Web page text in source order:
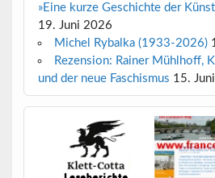
»Eine kurze Geschichte der
19. Juni 2026
Michel Rybalka (1933-2026)
Rezension: Rainer Mühlhoff,
und der neue Faschismus 15.